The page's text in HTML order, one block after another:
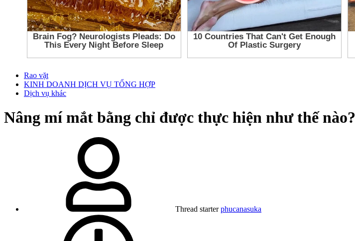
Rao vặt
KINH DOANH DỊCH VỤ TỔNG HỢP
Dịch vụ khác
Nâng mí mắt bằng chỉ được thực hiện như thế nào?
Thread starter phucanasuka